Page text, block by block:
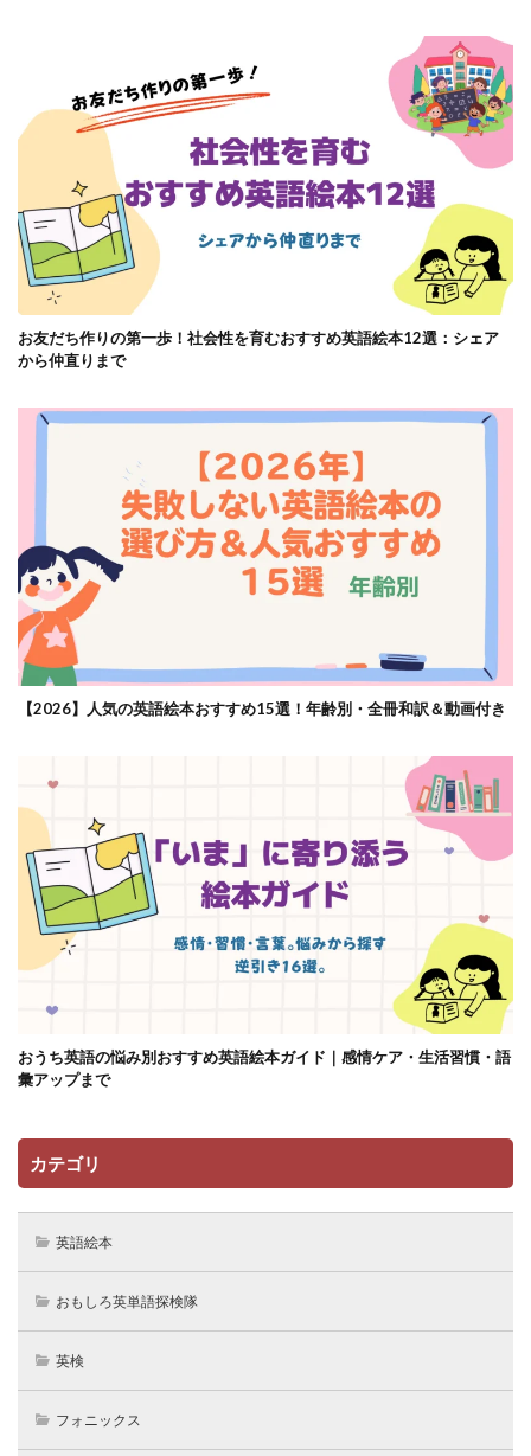
お友だち作りの第一歩！社会性を育むおすすめ英語絵本12選：シェア
から仲直りまで
【2026】人気の英語絵本おすすめ15選！年齢別・全冊和訳＆動画付き
おうち英語の悩み別おすすめ英語絵本ガイド｜感情ケア・生活習慣・語
彙アップまで
カテゴリ
英語絵本
おもしろ英単語探検隊
英検
フォニックス